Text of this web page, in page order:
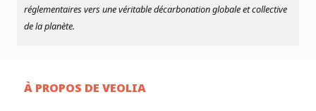
réglementaires vers une véritable décarbonation globale et collective
de la planète.
À PROPOS DE VEOLIA